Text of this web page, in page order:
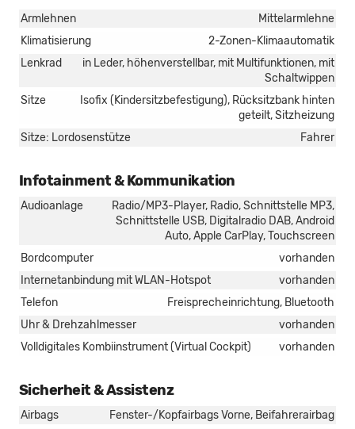
Armlehnen
Mittelarmlehne
Klimatisierung
2-Zonen-Klimaautomatik
Lenkrad
in Leder, höhenverstellbar, mit Multifunktionen, mit
Schaltwippen
Sitze
Isofix (Kindersitzbefestigung), Rücksitzbank hinten
geteilt, Sitzheizung
Sitze: Lordosenstütze
Fahrer
Infotainment & Kommunikation
Audioanlage
Radio/MP3-Player, Radio, Schnittstelle MP3,
Schnittstelle USB, Digitalradio DAB, Android
Auto, Apple CarPlay, Touchscreen
Bordcomputer
vorhanden
Internetanbindung mit WLAN-Hotspot
vorhanden
Telefon
Freisprecheinrichtung, Bluetooth
Uhr & Drehzahlmesser
vorhanden
Volldigitales Kombiinstrument (Virtual Cockpit)
vorhanden
Sicherheit & Assistenz
Airbags
Fenster-/Kopfairbags Vorne, Beifahrerairbag